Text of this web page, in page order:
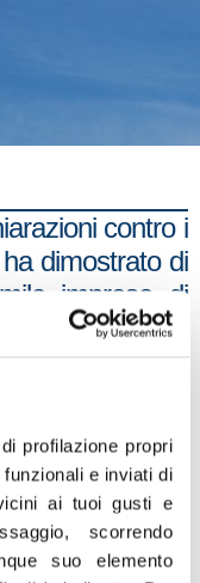
profilazione propri
e inviati di
ai tuoi gusti e
scorrendo
suo elemento
contro i
dimostrato di
imprese di
un
dell’Italia
di capire che
le nostre
allineato agli
Chiediamo al
la bontà